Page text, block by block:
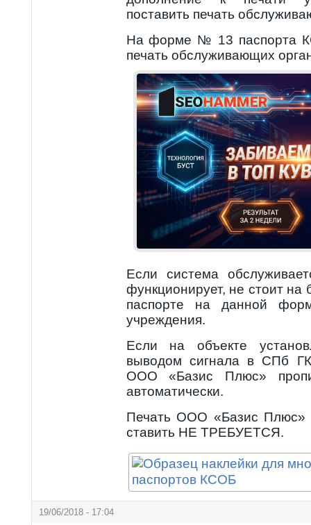
поставить печать
На форме № 13 паспорта
печать обслуживающих
Если система
функционирует, не стоит на
паспорте на данной
учреждения.
Если на объекте
выводом сигнала в СПб
ООО «Базис Плюс»
автоматически.
Печать ООО «Базис Плюс»
ставить НЕ ТРЕБУЕТСЯ.
19/06/2018 - 17:04